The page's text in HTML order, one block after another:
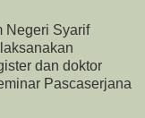
Negeri Syarif
dan doktor
Pascaserjana